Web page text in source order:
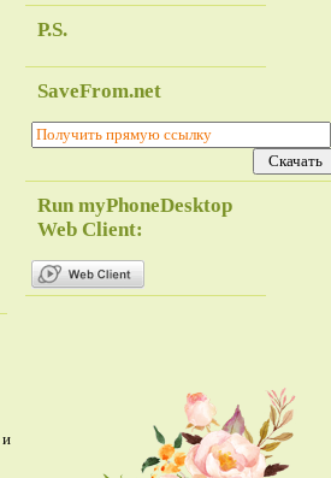
P.S.
SaveFrom.net
Run myPhoneDesktop
Web Client:
и